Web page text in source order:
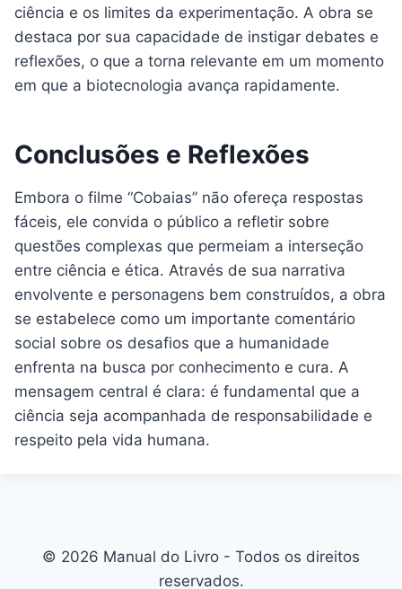
ciência e os limites da experimentação. A obra se
destaca por sua capacidade de instigar debates e
reflexões, o que a torna relevante em um momento
em que a biotecnologia avança rapidamente.
Conclusões e Reflexões
Embora o filme “Cobaias” não ofereça respostas
fáceis, ele convida o público a refletir sobre
questões complexas que permeiam a interseção
entre ciência e ética. Através de sua narrativa
envolvente e personagens bem construídos, a obra
se estabelece como um importante comentário
social sobre os desafios que a humanidade
enfrenta na busca por conhecimento e cura. A
mensagem central é clara: é fundamental que a
ciência seja acompanhada de responsabilidade e
respeito pela vida humana.
© 2026 Manual do Livro - Todos os direitos
reservados.